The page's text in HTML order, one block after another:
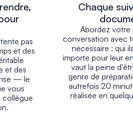
pas
et des
et des
— le
vous
collègue
Chaque
Abordez votre
conversation avec
nécessaire : qui
importe pour leur
vaut la peine
genre de
autrefois 20
réalisée en